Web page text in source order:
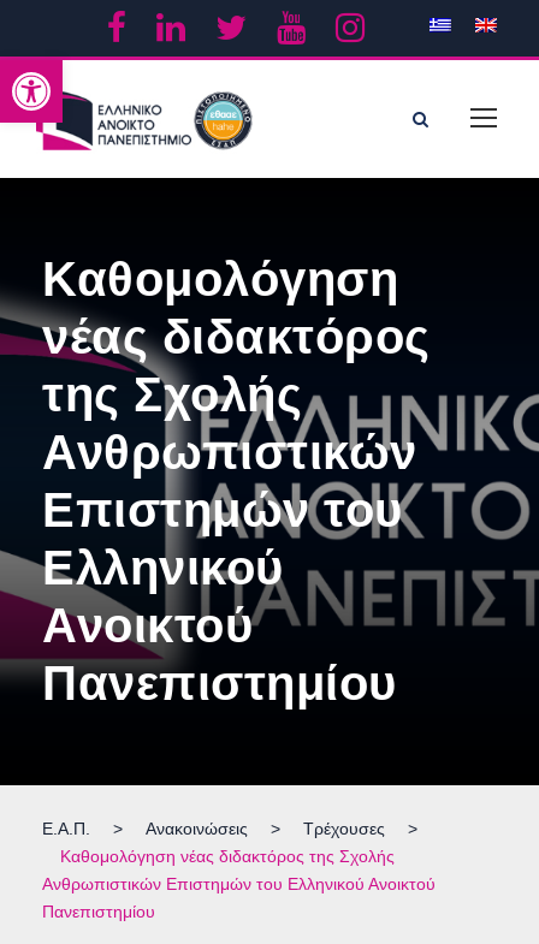
Ανοίξτε τη γραμμή εργαλείων
Καθομολόγηση
νέας διδακτόρος
της Σχολής
Ανθρωπιστικών
Επιστημών του
Ελληνικού
Ανοικτού
Πανεπιστημίου
Ε.Α.Π. > Ανακοινώσεις > Τρέχουσες
>
Καθομολόγηση νέας διδακτόρος της Σχολής
Ανθρωπιστικών Επιστημών του Ελληνικού Ανοικτού
Πανεπιστημίου